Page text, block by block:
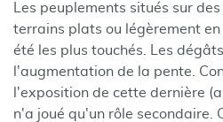
Les peuplements situés sur
terrains plats ou légèrement
été les plus touchés. Les
l'augmentation de la pente.
l'exposition de cette dernière
n'a joué qu'un rôle secondaire.